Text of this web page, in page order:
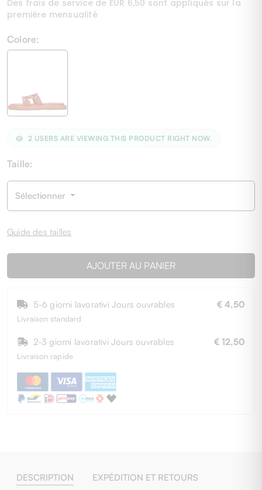
Colore:
2 USERS ARE VIEWING THIS PRODUCT RIGHT NOW.
Taille:
Sélectionner
Guide des tailles
AJOUTER AU PANIER
5-6 giorni lavorativi Jours ouvrables € 4,50
Livraison standard
2-3 giorni lavorativi Jours ouvrables € 12,50
Livraison rapide
DESCRIPTION EXPÉDITION ET RETOURS